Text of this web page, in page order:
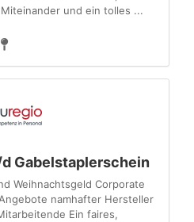
und ein tolles ...
Gabelstaplerschein
Weihnachtsgeld Corporate
namhafter Hersteller
Ein faires,